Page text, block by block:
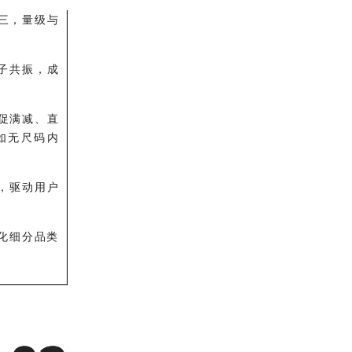
，量级与
共振，成
满减、直
无尺码内
驱动用户
细分品类